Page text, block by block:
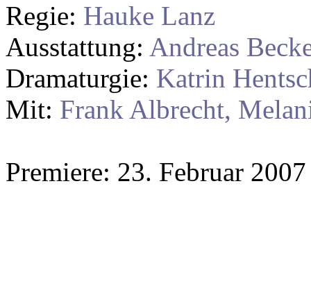
Regie: Hauke Lanz
Ausstattung: Andreas
Dramaturgie: Katrin
Mit: Frank Albrecht,
Premiere: 23. Februar 2007